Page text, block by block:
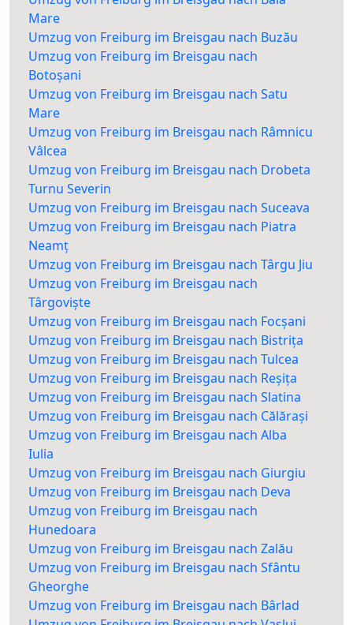
Mare
Umzug von Freiburg im Breisgau nach Buzău
Umzug von Freiburg im Breisgau nach
Botoșani
Umzug von Freiburg im Breisgau nach Satu
Mare
Umzug von Freiburg im Breisgau nach Râmnicu
Vâlcea
Umzug von Freiburg im Breisgau nach Drobeta
Turnu Severin
Umzug von Freiburg im Breisgau nach Suceava
Umzug von Freiburg im Breisgau nach Piatra
Neamț
Umzug von Freiburg im Breisgau nach Târgu Jiu
Umzug von Freiburg im Breisgau nach
Târgoviște
Umzug von Freiburg im Breisgau nach Focșani
Umzug von Freiburg im Breisgau nach Bistrița
Umzug von Freiburg im Breisgau nach Tulcea
Umzug von Freiburg im Breisgau nach Reșița
Umzug von Freiburg im Breisgau nach Slatina
Umzug von Freiburg im Breisgau nach Călărași
Umzug von Freiburg im Breisgau nach Alba
Iulia
Umzug von Freiburg im Breisgau nach Giurgiu
Umzug von Freiburg im Breisgau nach Deva
Umzug von Freiburg im Breisgau nach
Hunedoara
Umzug von Freiburg im Breisgau nach Zalău
Umzug von Freiburg im Breisgau nach Sfântu
Gheorghe
Umzug von Freiburg im Breisgau nach Bârlad